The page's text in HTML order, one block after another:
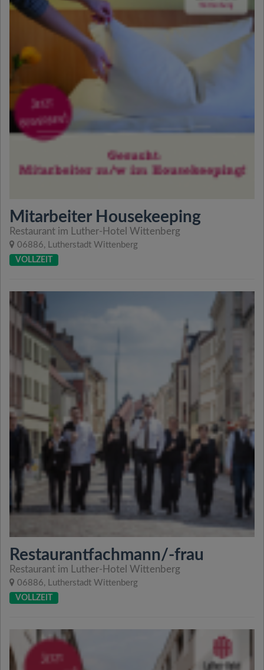
Mitarbeiter Housekeeping
Restaurant im Luther-Hotel Wittenberg
06886, Lutherstadt Wittenberg
VOLLZEIT
Restaurantfachmann/-frau
Restaurant im Luther-Hotel Wittenberg
06886, Lutherstadt Wittenberg
VOLLZEIT